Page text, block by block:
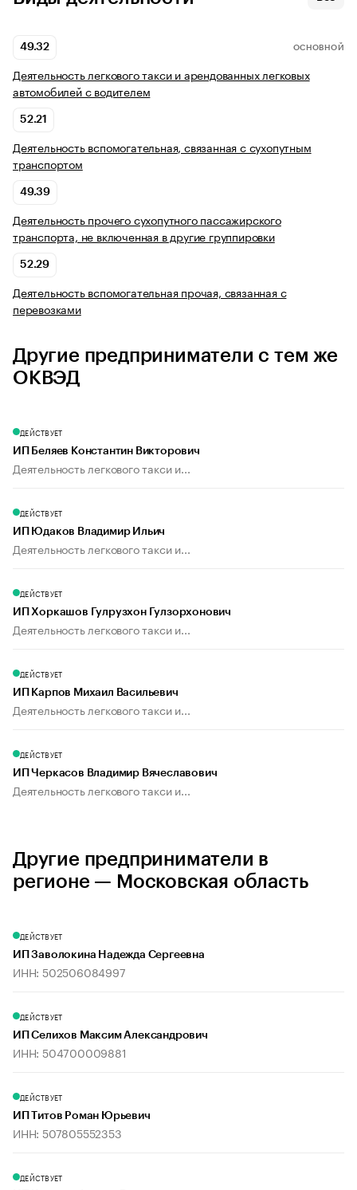
49.32 ОСНОВНОЙ
Деятельность легкового такси и арендованных легковых
автомобилей с водителем
52.21
Деятельность вспомогательная, связанная с сухопутным
транспортом
49.39
Деятельность прочего сухопутного пассажирского
транспорта, не включенная в другие группировки
52.29
Деятельность вспомогательная прочая, связанная с
перевозками
Другие предприниматели с тем же
ОКВЭД
ДЕЙСТВУЕТ
ИП Беляев Константин Викторович
Деятельность легкового такси и...
ДЕЙСТВУЕТ
ИП Юдаков Владимир Ильич
Деятельность легкового такси и...
ДЕЙСТВУЕТ
ИП Хоркашов Гулрузхон Гулзорхонович
Деятельность легкового такси и...
ДЕЙСТВУЕТ
ИП Карпов Михаил Васильевич
Деятельность легкового такси и...
ДЕЙСТВУЕТ
ИП Черкасов Владимир Вячеславович
Деятельность легкового такси и...
Другие предприниматели в
регионе — Московская область
ДЕЙСТВУЕТ
ИП Заволокина Надежда Сергеевна
ИНН: 502506084997
ДЕЙСТВУЕТ
ИП Селихов Максим Александрович
ИНН: 504700009881
ДЕЙСТВУЕТ
ИП Титов Роман Юрьевич
ИНН: 507805552353
ДЕЙСТВУЕТ